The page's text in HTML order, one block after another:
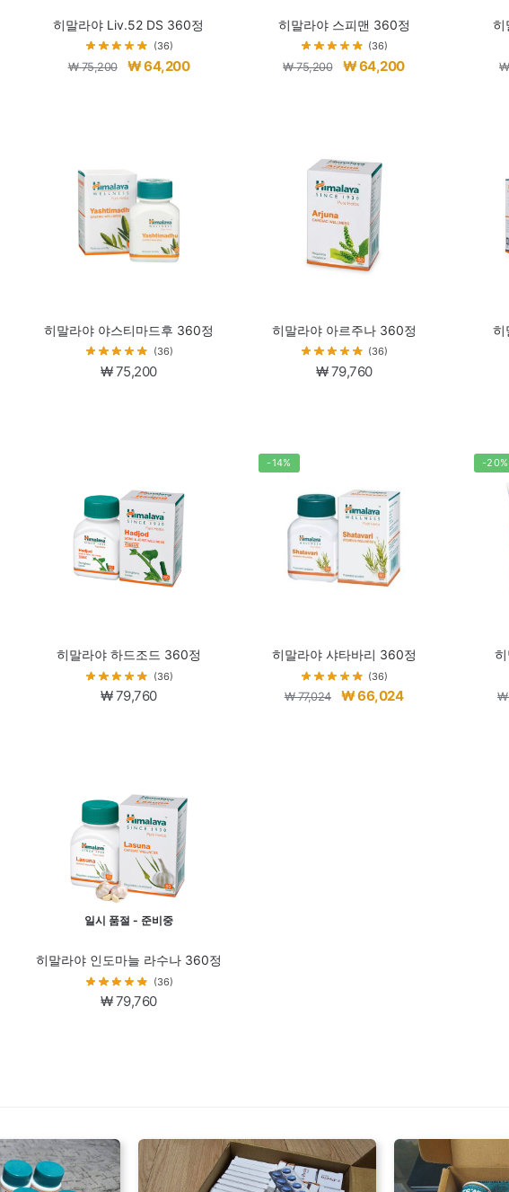
히말라야 Liv.52 DS 360정
(36)
₩75,200
원
₩64,200현
히말라야 스피맨 360정
(36)
₩75,200
원
₩64,200현
히
₩
히말라야 야스티마드후 360정
(36)
₩75,200
히말라야 아르주나 360정
(36)
₩79,760
히
히말라야 하드조드 360정
(36)
₩79,760
-14%
히말라야 샤타바리 360정
(36)
₩77,024
원
₩66,024현
-20%
₩
일시 품절 - 준비중
히말라야 인도마늘 라수나 360정
(36)
₩79,760